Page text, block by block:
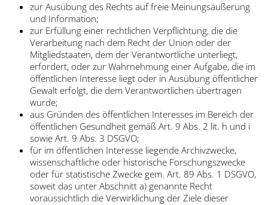
zur Ausübung des Rechts auf freie Meinungsäußerung
und Information;
zur Erfüllung einer rechtlichen Verpflichtung, die die
Verarbeitung nach dem Recht der Union oder der
Mitgliedstaaten, dem der Verantwortliche unterliegt,
erfordert, oder zur Wahrnehmung einer Aufgabe, die im
öffentlichen Interesse liegt oder in Ausübung öffentlicher
Gewalt erfolgt, die dem Verantwortlichen übertragen
wurde;
aus Gründen des öffentlichen Interesses im Bereich der
öffentlichen Gesundheit gemäß Art. 9 Abs. 2 lit. h und i
sowie Art. 9 Abs. 3 DSGVO;
für im öffentlichen Interesse liegende Archivzwecke,
wissenschaftliche oder historische Forschungszwecke
oder für statistische Zwecke gem. Art. 89 Abs. 1 DSGVO,
soweit das unter Abschnitt a) genannte Recht
voraussichtlich die Verwirklichung der Ziele dieser